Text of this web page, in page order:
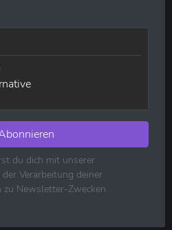
Jazz
Country ⋅ Schlager
du dich mit unserer
Verarbeitung deiner
zu Newsletter-Zwecken